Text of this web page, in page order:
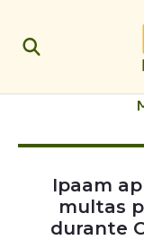
Ipaam
multas
durante